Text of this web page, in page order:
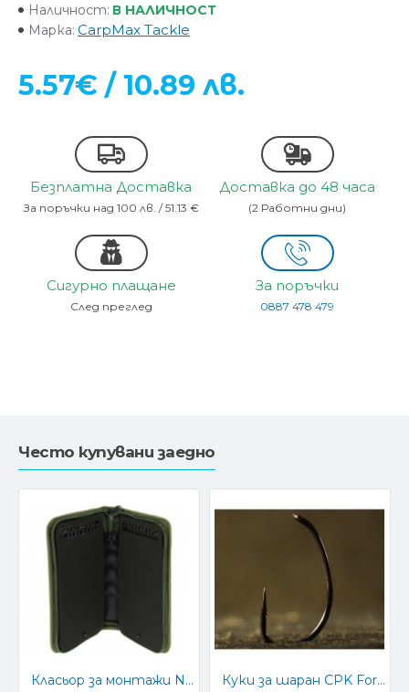
Наличност: В НАЛИЧНОСТ
Марка: CarpMax Tackle
5.57€ / 10.89 лв.
Безплатна Доставка
За поръчки над 100 лв. / 51.13 €
Доставка до 48 часа
(2 Работни дни)
Сигурно плащане
След преглед
За поръчки
0887 478 479
Често купувани заедно
Класьор за монтажи NGT Stiff Rig Wallet (940) Куки за шаран CPK Force Mugga